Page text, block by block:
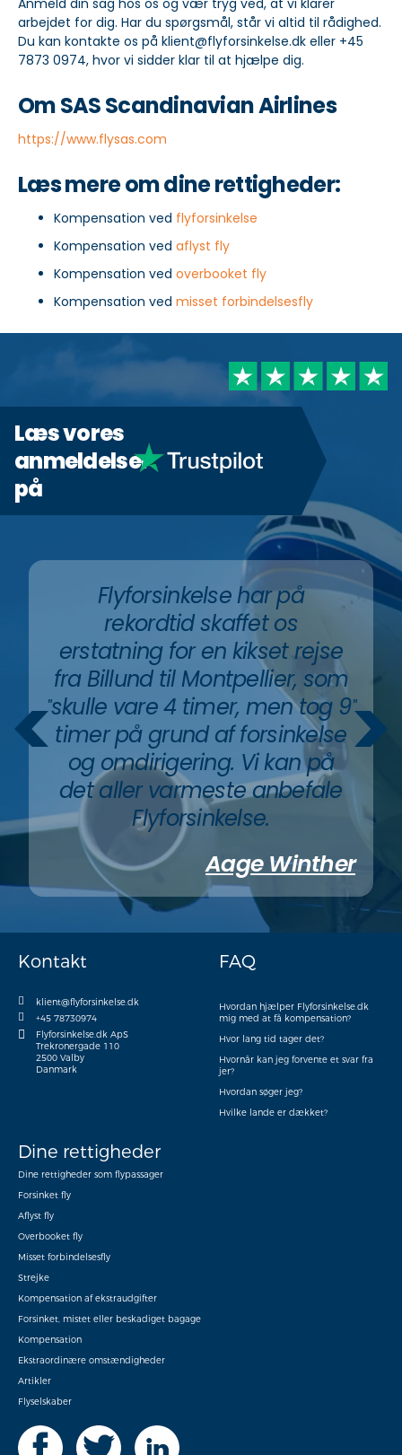
Anmeld din sag hos os og vær tryg ved, at vi klarer
arbejdet for dig. Har du spørgsmål, står vi altid til rådighed.
Du kan kontakte os på klient@flyforsinkelse.dk eller +45
7873 0974, hvor vi sidder klar til at hjælpe dig.
Om SAS Scandinavian Airlines
https://www.flysas.com
Læs mere om dine rettigheder:
Kompensation ved flyforsinkelse
Kompensation ved aflyst fly
Kompensation ved overbooket fly
Kompensation ved misset forbindelsesfly
Læs vores
anmeldelser
på
"
Flyforsinkelse har på
rekordtid skaffet os
erstatning for en kikset rejse
fra Billund til Montpellier, som
skulle vare 4 timer, men tog 9
timer på grund af forsinkelse
og omdirigering. Vi kan på
det aller varmeste anbefale
Flyforsinkelse.
"
Aage Winther
Kontakt FAQ
klient@flyforsinkelse.dk
+45 78730974
Flyforsinkelse.dk ApS
Trekronergade 110
2500 Valby
Danmark
Hvordan hjælper Flyforsinkelse.dk
mig med at få kompensation?
Hvor lang tid tager det?
Hvornår kan jeg forvente et svar fra
jer?
Hvordan søger jeg?
Hvilke lande er dækket?
Dine rettigheder
Dine rettigheder som flypassager
Forsinket fly
Aflyst fly
Overbooket fly
Misset forbindelsesfly
Strejke
Kompensation af ekstraudgifter
Forsinket, mistet eller beskadiget bagage
Kompensation
Ekstraordinære omstændigheder
Artikler
Flyselskaber